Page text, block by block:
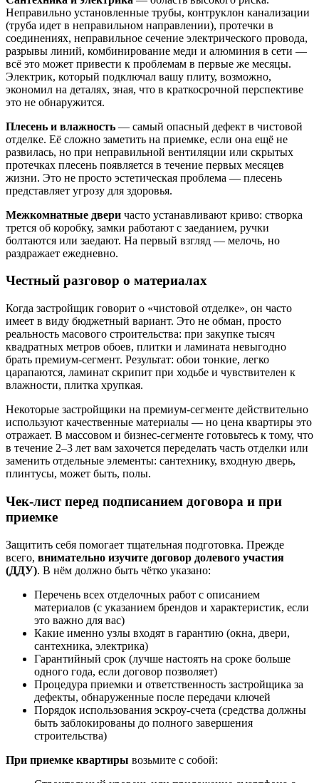
Неправильно установленные трубы, контруклон канализации
(труба идет в неправильном направлении), протечки в
соединениях, неправильное сечение электрического провода,
разрывы линий, комбинирование меди и алюминия в сети —
всё это может привести к проблемам в первые же месяцы.
Электрик, который подключал вашу плиту, возможно,
экономил на деталях, зная, что в краткосрочной перспективе
это не обнаружится.
Плесень и влажность — самый опасный дефект в чистовой
отделке. Её сложно заметить на приемке, если она ещё не
развилась, но при неправильной вентиляции или скрытых
протечках плесень появляется в течение первых месяцев
жизни. Это не просто эстетическая проблема — плесень
представляет угрозу для здоровья.
Межкомнатные двери часто устанавливают криво: створка
трется об коробку, замки работают с заеданием, ручки
болтаются или заедают. На первый взгляд — мелочь, но
раздражает ежедневно.
Честный разговор о материалах
Когда застройщик говорит о «чистовой отделке», он часто
имеет в виду бюджетный вариант. Это не обман, просто
реальность масового строительства: при закупке тысяч
квадратных метров обоев, плитки и ламината невыгодно
брать премиум-сегмент. Результат: обои тонкие, легко
царапаются, ламинат скрипит при ходьбе и чувствителен к
влажности, плитка хрупкая.
Некоторые застройщики на премиум-сегменте действительно
используют качественные материалы — но цена квартиры это
отражает. В массовом и бизнес-сегменте готовьтесь к тому, что
в течение 2–3 лет вам захочется переделать часть отделки или
заменить отдельные элементы: сантехнику, входную дверь,
плинтусы, может быть, полы.
Чек-лист перед подписанием договора и при
приемке
Защитить себя помогает тщательная подготовка. Прежде
всего, внимательно изучите договор долевого участия
(ДДУ). В нём должно быть чётко указано:
Перечень всех отделочных работ с описанием
материалов (с указанием брендов и характеристик, если
это важно для вас)
Какие именно узлы входят в гарантию (окна, двери,
сантехника, электрика)
Гарантийный срок (лучше настоять на сроке больше
одного года, если договор позволяет)
Процедура приемки и ответственность застройщика за
дефекты, обнаруженные после передачи ключей
Порядок использования эскроу-счета (средства должны
быть заблокированы до полного завершения
строительства)
При приемке квартиры возьмите с собой: